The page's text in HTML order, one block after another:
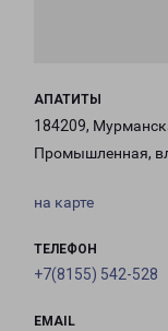
АПАТИТЫ
184209,
Промышленная,
на карте
ТЕЛЕФОН
+7(8155) 542-528
EMAIL